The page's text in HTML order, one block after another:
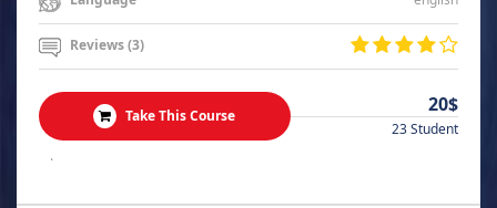
Reviews (3)
Take This Course 20$
23 Student
.